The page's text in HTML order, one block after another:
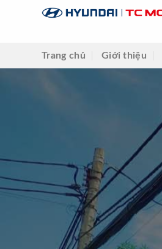
Trang chủ Giới thiệu